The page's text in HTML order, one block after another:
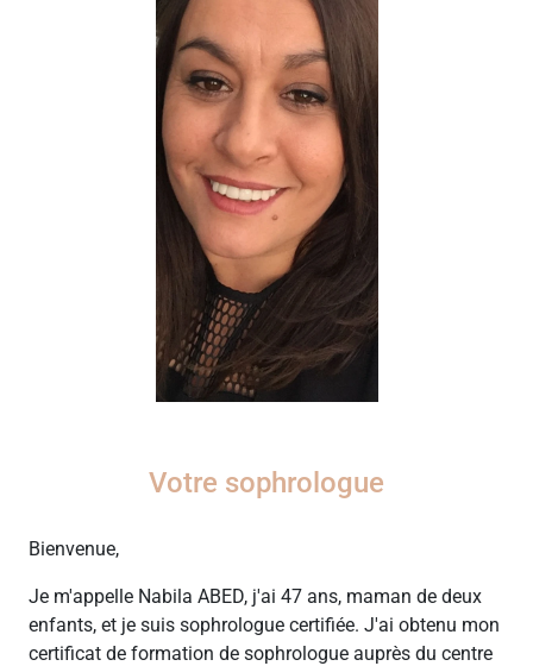
Votre sophrologue
Bienvenue,
Je m'appelle Nabila ABED, j'ai 47 ans, maman de deux
enfants, et je suis sophrologue certifiée. J'ai obtenu mon
certificat de formation de sophrologue auprès du centre